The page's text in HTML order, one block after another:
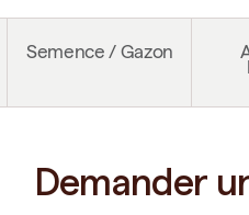
Semence / Gazon
Demander